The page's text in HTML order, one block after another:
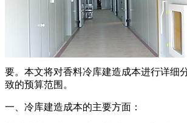
要。本文将对香料冷库建造成本进行详细
致的预算范围。
一、冷库建造成本的主要方面：